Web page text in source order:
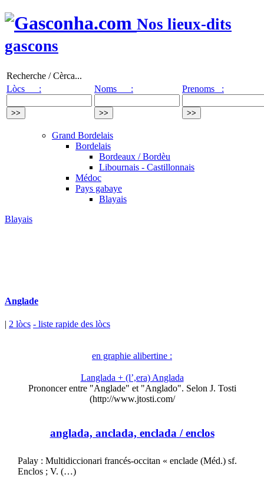
Nos lieux-dits
gascons
Recherche / Cèrca...
Lòcs :
Noms : Prenoms :
Grand Bordelais
Bordelais
Bordeaux / Bordèu
Libournais - Castillonnais
Médoc
Pays gabaye
Blayais
Blayais
Anglade
| 2 lòcs - liste rapide des lòcs
en graphie alibertine :
Langlada + (l’,era) Anglada
Prononcer entre "Anglade" et "Anglado". Selon J. Tosti
(http://www.jtosti.com/
anglada, anclada, enclada / enclos
Palay : Multidiccionari francés-occitan « enclade (Méd.) sf.
Enclos ; V. (…)